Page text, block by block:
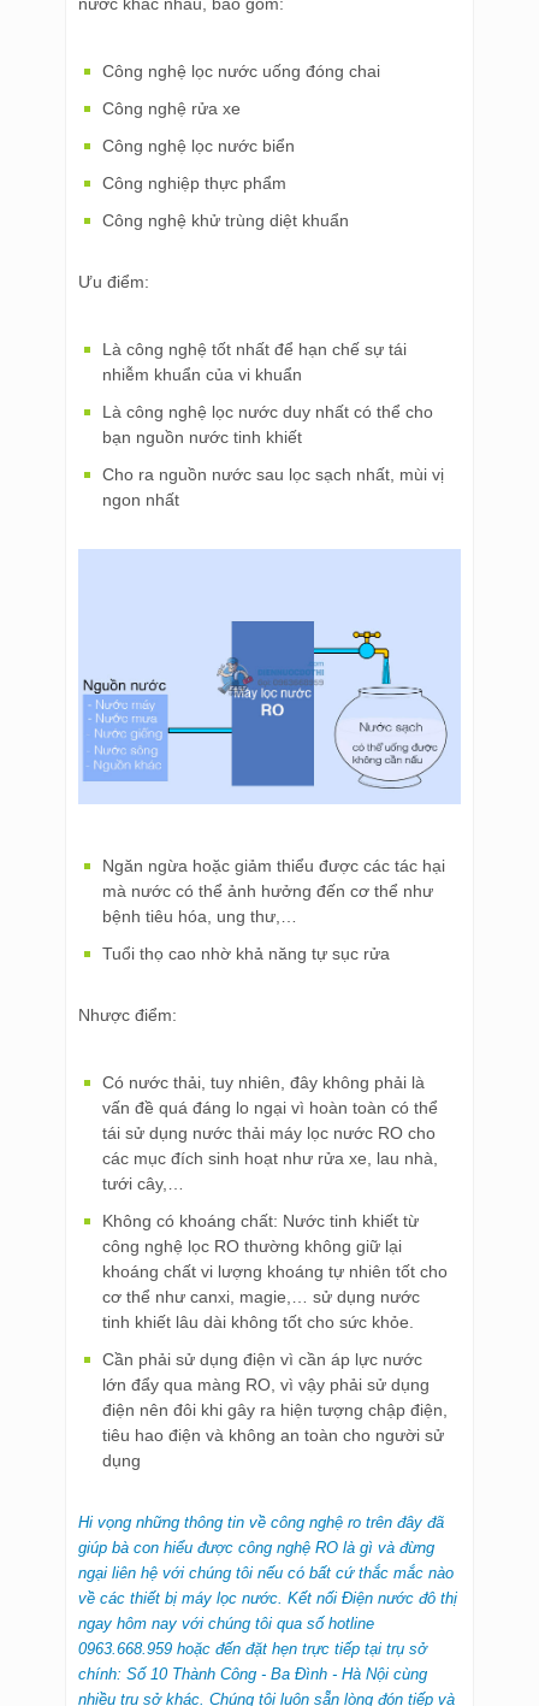
Công nghệ lọc nước uống đóng chai
Công nghệ rửa xe
Công nghệ lọc nước biển
Công nghiệp thực phẩm
Công nghệ khử trùng diệt khuẩn
Ưu điểm:
Là công nghệ tốt nhất để hạn chế sự tái
nhiễm khuẩn của vi khuẩn
Là công nghệ lọc nước duy nhất có thể cho
bạn nguồn nước tinh khiết
Cho ra nguồn nước sau lọc sạch nhất, mùi vị
ngon nhất
Ngăn ngừa hoặc giảm thiểu được các tác hại
mà nước có thể ảnh hưởng đến cơ thể như
bệnh tiêu hóa, ung thư,…
Tuổi thọ cao nhờ khả năng tự sục rửa
Nhược điểm:
Có nước thải, tuy nhiên, đây không phải là
vấn đề quá đáng lo ngại vì hoàn toàn có thể
tái sử dụng nước thải máy lọc nước RO cho
các mục đích sinh hoạt như rửa xe, lau nhà,
tưới cây,…
Không có khoáng chất: Nước tinh khiết từ
công nghệ lọc RO thường không giữ lại
khoáng chất vi lượng khoáng tự nhiên tốt cho
cơ thể như canxi, magie,… sử dụng nước
tinh khiết lâu dài không tốt cho sức khỏe.
Cần phải sử dụng điện vì cần áp lực nước
lớn đẩy qua màng RO, vì vậy phải sử dụng
điện nên đôi khi gây ra hiện tượng chập điện,
tiêu hao điện và không an toàn cho người sử
dụng
Hi vọng những thông tin về công nghệ ro trên đây đã
giúp bà con hiểu được công nghệ RO là gì và đừng
ngại liên hệ với chúng tôi nếu có bất cứ thắc mắc nào
về các thiết bị máy lọc nước. Kết nối Điện nước đô thị
ngay hôm nay với chúng tôi qua số hotline
0963.668.959 hoặc đến đặt hẹn trực tiếp tại trụ sở
chính: Số 10 Thành Công - Ba Đình - Hà Nội cùng
nhiều trụ sở khác. Chúng tôi luôn sẵn lòng đón tiếp và